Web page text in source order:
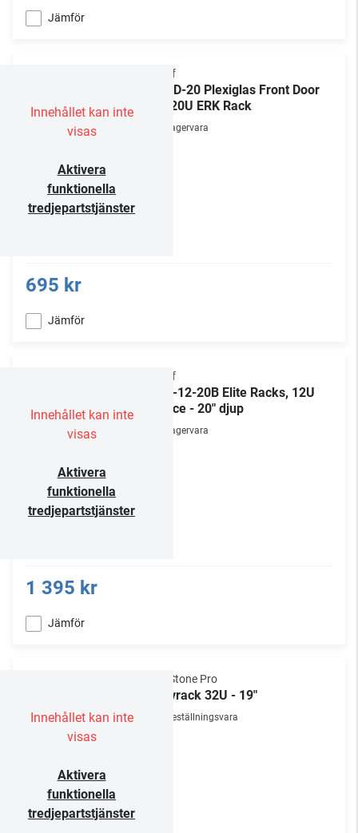
Jämför
Innehållet kan inte
visas
Aktivera
funktionella
tredjepartstjänster
Chief
ERKD-20 Plexiglas Front Door
for 20U ERK Rack
Lagervara
695 kr
Jämför
Innehållet kan inte
visas
Aktivera
funktionella
tredjepartstjänster
Chief
ERK-12-20B Elite Racks, 12U
Space - 20" djup
Lagervara
1 395 kr
Jämför
Innehållet kan inte
visas
Aktivera
funktionella
tredjepartstjänster
NorStone Pro
Golvrack 32U - 19"
Beställningsvara